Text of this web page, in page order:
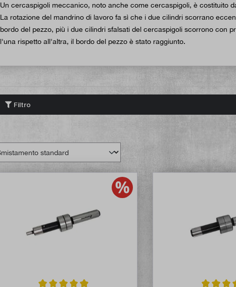
Un cercaspigoli meccanico, noto anche come cercaspigoli, è costituito
La rotazione del mandrino di lavoro fa sì che i due cilindri scorrano
bordo del pezzo, più i due cilindri sfalsati del cercaspigoli scorrono con
l'una rispetto all'altra, il bordo del pezzo è stato raggiunto.
Filtro